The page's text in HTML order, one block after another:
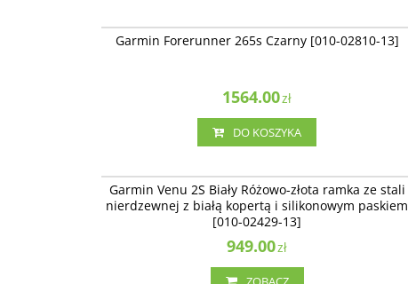
NOWOŚĆ
Garmin Forerunner 265s Czarny [010-02810-13]
1564.00zł
DO KOSZYKA
Garmin Venu 2S Biały Różowo-złota ramka ze stali
nierdzewnej z białą kopertą i silikonowym paskiem
[010-02429-13]
949.00zł